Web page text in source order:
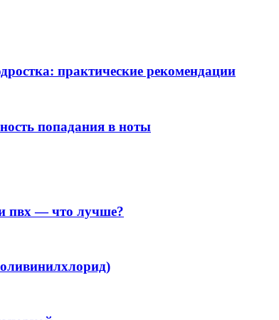
практические рекомендации
попадания в ноты
пвх — что лучше?